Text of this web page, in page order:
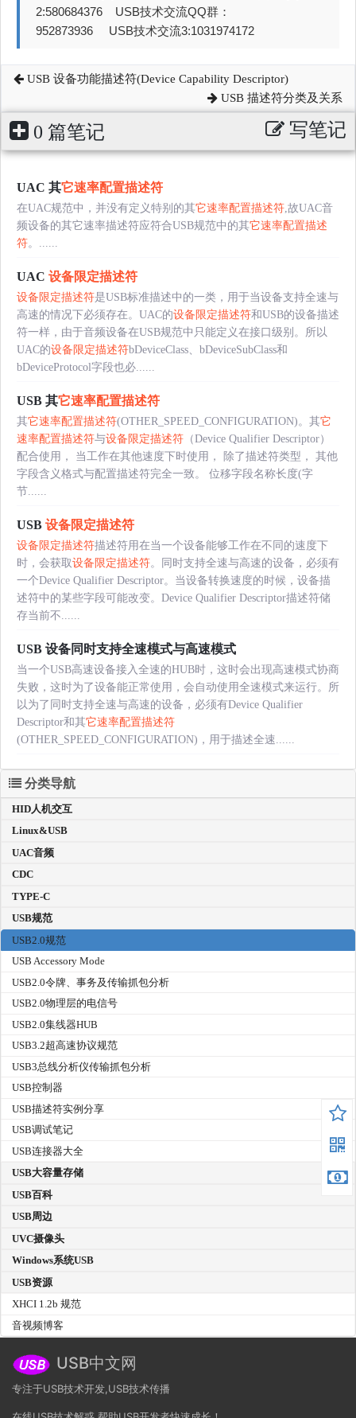
2:580684376 USB技术交流QQ群：
952873936 USB技术交流3:1031974172
USB 设备功能描述符(Device Capability Descriptor)
USB 描述符分类及关系
0 篇笔记 写笔记
UAC 其它速率配置描述符
在UAC规范中，并没有定义特别的其它速率配置描述符 ,故UAC音
频设备的其它速率描述符应符合USB规范中的其它速率配置描述
符。......
UAC 设备限定描述符
设备限定描述符是USB标准描述中的一类，用于当设备支持全速与
高速的情况下必须存在。UAC的设备限定描述符和USB的设备描述
符一样，由于音频设备在USB规范中只能定义在接口级别。所以
UAC的设备限定描述符bDeviceClass、bDeviceSubClass和
bDeviceProtocol字段也必......
USB 其它速率配置描述符
其它速率配置描述符(OTHER_SPEED_CONFIGURATION)。其它
速率配置描述符与设备限定描述符 （Device Qualifier Descriptor）
配合使用， 当工作在其他速度下时使用， 除了描述符类型， 其他
字段含义格式与配置描述符完全一致。 位移字段名称长度(字
节......
USB 设备限定描述符
设备限定描述符描述符用在当一个设备能够工作在不同的速度下
时，会获取设备限定描述符。同时支持全速与高速的设备，必须有
一个Device Qualifier Descriptor。当设备转换速度的时候，设备描
述符中的某些字段可能改变。Device Qualifier Descriptor描述符储
存当前不......
USB 设备同时支持全速模式与高速模式
当一个USB高速设备接入全速的HUB时，这时会出现高速模式协商
失败，这时为了设备能正常使用，会自动使用全速模式来运行。所
以为了同时支持全速与高速的设备，必须有Device Qualifier
Descriptor和其它速率配置描述符
(OTHER_SPEED_CONFIGURATION)，用于描述全速......
分类导航
HID人机交互
Linux&USB
UAC音频
CDC
TYPE-C
USB规范
USB2.0规范
USB Accessory Mode
USB2.0令牌、事务及传输抓包分析
USB2.0物理层的电信号
USB2.0集线器HUB
USB3.2超高速协议规范
USB3总线分析仪传输抓包分析
USB控制器
USB描述符实例分享
USB调试笔记
USB连接器大全
USB大容量存储
USB百科
USB周边
UVC摄像头
Windows系统USB
USB资源
XHCI 1.2b 规范
音视频博客
USB中文网
专注于USB技术开发,USB技术传播